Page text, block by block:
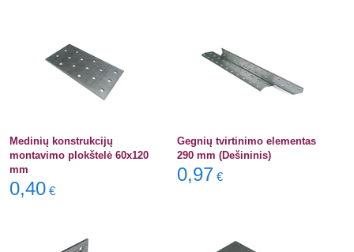
Medinių konstrukcijų
montavimo plokštelė 60x120
mm
0,40 €
Gegnių tvirtinimo elementas
290 mm (Dešininis)
0,97 €